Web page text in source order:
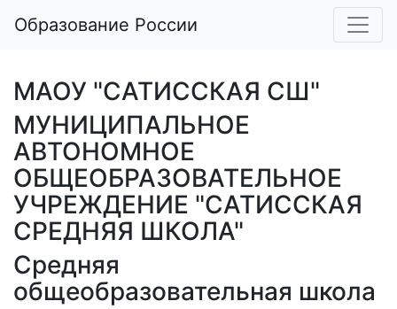
Образование России
МАОУ "САТИССКАЯ СШ"
МУНИЦИПАЛЬНОЕ
АВТОНОМНОЕ
ОБЩЕОБРАЗОВАТЕЛЬНОЕ
УЧРЕЖДЕНИЕ "САТИССКАЯ
СРЕДНЯЯ ШКОЛА"
Средняя
общеобразовательная школа